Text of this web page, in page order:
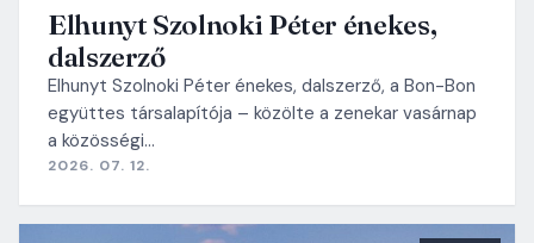
Elhunyt Szolnoki Péter énekes,
dalszerző
Elhunyt Szolnoki Péter énekes, dalszerző, a Bon-Bon
együttes társalapítója – közölte a zenekar vasárnap
a közösségi…
2026. 07. 12.